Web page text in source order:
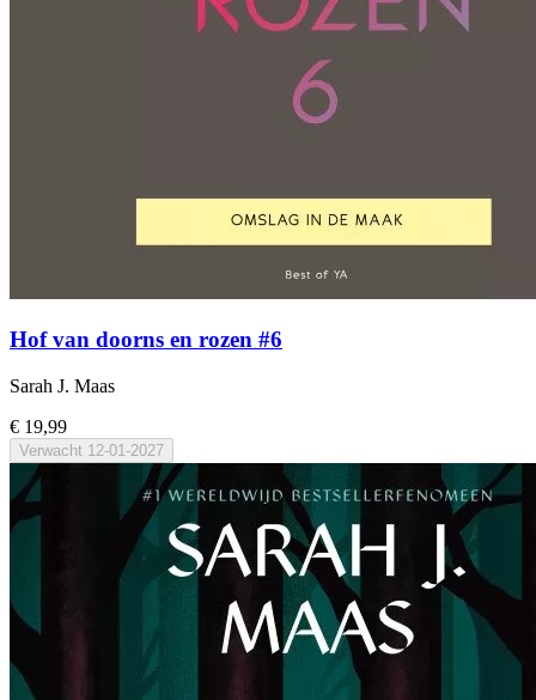
Hof van doorns en rozen #6
Sarah J. Maas
€ 19,99
Verwacht 12-01-2027